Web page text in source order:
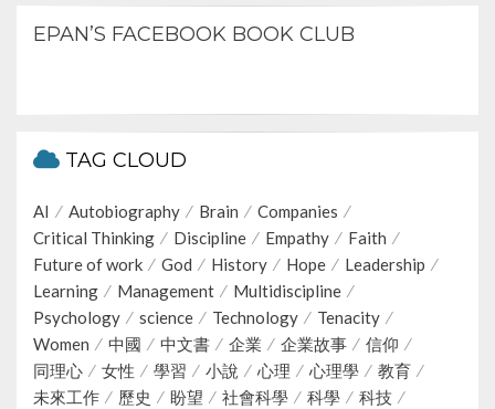
EPAN’S FACEBOOK BOOK CLUB
TAG CLOUD
AI Autobiography Brain
Companies
Critical Thinking
Discipline Empathy
Faith
Future of work
God History Hope
Leadership
Learning
Management
Multidiscipline
Psychology
science Technology
Tenacity
Women
中國 中文書 企業 企業故事
信仰
同理心
女性 學習 小說 心理 心理學
教育
未來工作
歷史 盼望 社會科學 科學
科技